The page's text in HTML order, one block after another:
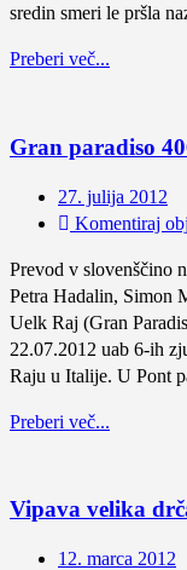
sredin smeri le pršla
Preberi več...
Gran paradiso
27. julija 2012
Komentiraj
Prevod v slovenščino
Petra Hadalin, Simon
Uelk Raj (Gran
22.07.2012 uab 6-ih
Raju u Italije. U Pont
Preberi več...
Vipava velika
12. marca 2012